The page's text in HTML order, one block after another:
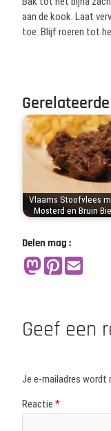
aan de kook. Laat
toe. Blijf roeren tot
Vlaams Stoofvlees
Mosterd en Bruin
Delen mag :
Geef een
Je e-mailadres wordt
Reactie *